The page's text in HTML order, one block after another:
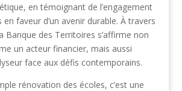
en témoignant de l’engagement
en faveur d’un avenir durable. À travers
Banque des Territoires s’affirme non
un acteur financier, mais aussi
face aux défis contemporains.
rénovation des écoles, c’est une